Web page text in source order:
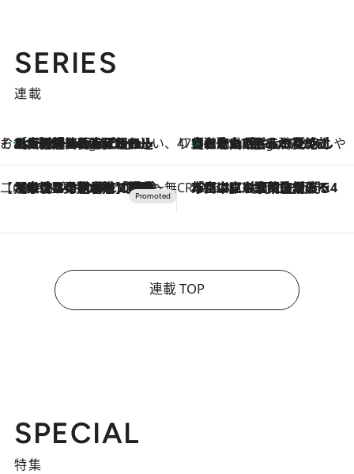
SERIES
連載
そおだよおこの関西おいしい、おやつ紀行6 Hours Ago
［大阪府箕面市］一皿一皿目の前で仕上げられる、料理を巧みに組み込んだアシェットデセールコース「ミチル アシェット デセール（Michiru assiette dessert）」 47都道府県の手みやげ ひんやりスイーツで夏を満喫
6 Hours Ago
【和歌山県】この夏絶対食べたい 冷やしておいしいおやつ3選 みかんがごろっと丸ごと入ったジュレ
【CREA×星野リゾート】唯一無二。癒しと発見が待つ場所へ
2026.8.7
【トンボの足水浴】ヒノキの香りに包まれて涼感マックス！約13℃の湧水かけ流しを避暑地「星野温泉 トンボの湯」で体験 CREA'S CHOICE
2026.8.7
「立川にも歌舞伎があるんだよ」 片岡仁左衛門・市川中車ら豪華座組みで4年目の立川立飛歌舞伎へ
連載 TOP
SPECIAL
特集